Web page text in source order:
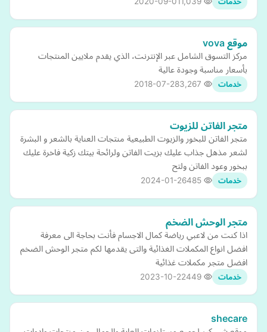
موقع vova
مركز التسوق الشامل عبر الإنترنت، الذي يقدم ملايين المنتجات
بأسعار مناسبة وجودة عالية
خدمات 2018-07-28
متجر الفاتن للزيوت
متجر الفاتن للبخور والزيوت الطبيعية منتجات العناية بالشعر و البشرة
لشعر مذهل جذاب عليك بزيت الفاتن ولرائحة بيتك زكية فاخرة عليك
ببخور وعود الفاتن ولتح
خدمات 2024-01-26
متجر الوحش الضخم
اذا كنت من لاعبي رياضة كمال الاجسام فأنت بحاجة الى معرفة
افضل انواع المكملات الغذائية والتى يقدمها لكم متجر الوحش الضخم
افضل متجر مكملات غذائية
خدمات 2023-10-22
shecare